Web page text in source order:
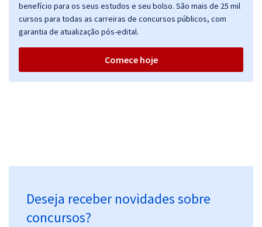
benefício para os seus estudos e seu bolso. São mais de 25 mil
cursos para todas as carreiras de concursos públicos, com
garantia de atualização pós-edital.
Comece hoje
Deseja receber novidades sobre
concursos?